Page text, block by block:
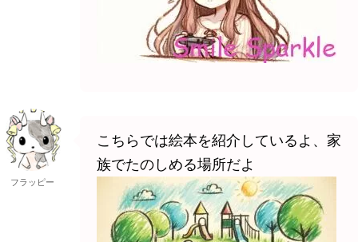
フラッピー
こちらでは絵本を紹介しているよ、家
族でたのしめる場所だよ